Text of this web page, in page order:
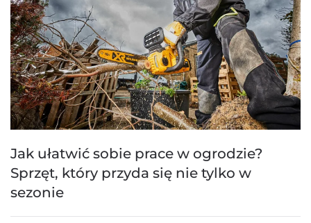
Jak ułatwić sobie prace w ogrodzie?
Sprzęt, który przyda się nie tylko w
sezonie